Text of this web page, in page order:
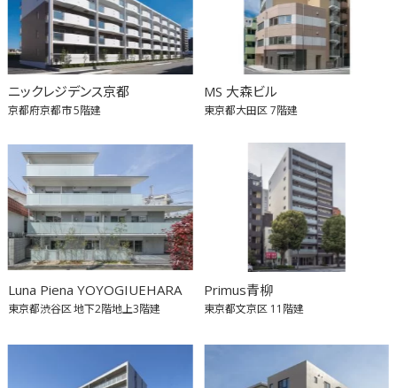
ニックレジデンス京都
京都府京都市5階建
MS 大森ビル
東京都大田区7階建
Luna Piena YOYOGIUEHARA
東京都渋谷区地下2階地上3階建
Primus青柳
東京都文京区 11階建